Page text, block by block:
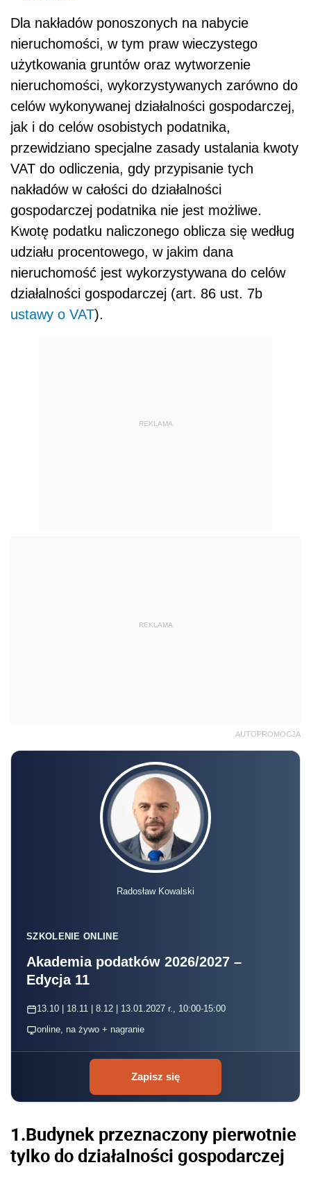
Dla nakładów ponoszonych na nabycie
nieruchomości, w tym praw wieczystego
użytkowania gruntów oraz wytworzenie
nieruchomości, wykorzystywanych zarówno do
celów wykonywanej działalności gospodarczej,
jak i do celów osobistych podatnika,
przewidziano specjalne zasady ustalania kwoty
VAT do odliczenia, gdy przypisanie tych
nakładów w całości do działalności
gospodarczej podatnika nie jest możliwe.
Kwotę podatku naliczonego oblicza się według
udziału procentowego, w jakim dana
nieruchomość jest wykorzystywana do celów
działalności gospodarczej (art. 86 ust. 7b
ustawy o VAT).
REKLAMA
REKLAMA
AUTOPROMOCJA
Radosław Kowalski
SZKOLENIE ONLINE
Akademia podatków 2026/2027 –
Edycja 11
13.10 | 18.11 | 8.12 | 13.01.2027 r., 10:00-15:00
online, na żywo + nagranie
Zapisz się
1.Budynek przeznaczony pierwotnie
tylko do działalności gospodarczej